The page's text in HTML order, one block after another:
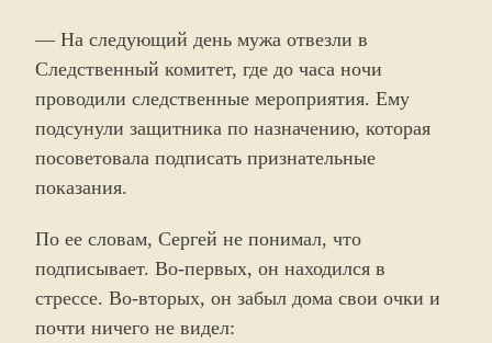
— На следующий день мужа отвезли в
Следственный комитет, где до часа ночи
проводили следственные мероприятия. Ему
подсунули защитника по назначению, которая
посоветовала подписать признательные
показания.
По ее словам, Сергей не понимал, что
подписывает. Во-первых, он находился в
стрессе. Во-вторых, он забыл дома свои очки и
почти ничего не видел: